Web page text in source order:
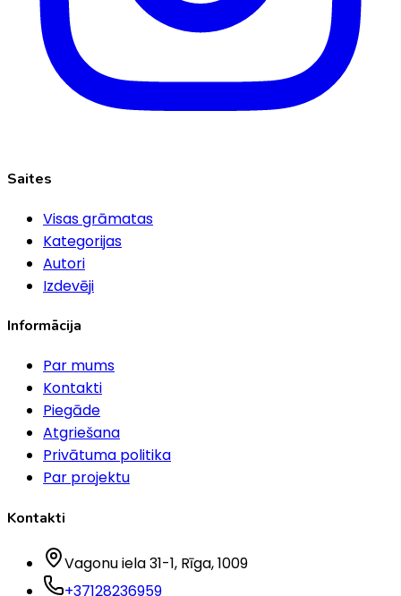
Saites
Visas grāmatas
Kategorijas
Autori
Izdevēji
Informācija
Par mums
Kontakti
Piegāde
Atgriešana
Privātuma politika
Par projektu
Kontakti
Vagonu iela 31-1, Rīga, 1009
+37128236959